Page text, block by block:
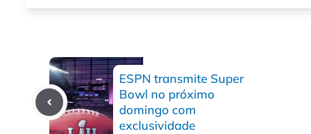
ESPN transmite Super
Bowl no próximo
domingo com
exclusividade